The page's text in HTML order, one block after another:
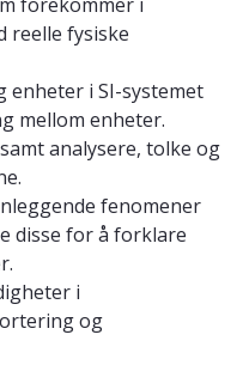
reelle fysiske
enheter i SI-systemet
mellom enheter.
analysere, tolke og
fenomener
disse for å forklare
i
og